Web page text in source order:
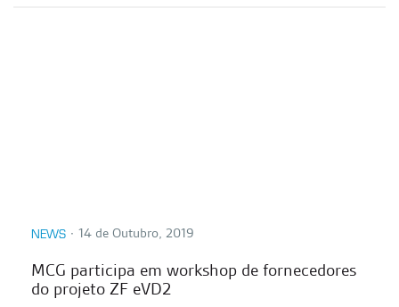
NEWS ∙ 14 de Outubro, 2019
MCG participa em workshop de fornecedores
do projeto ZF eVD2